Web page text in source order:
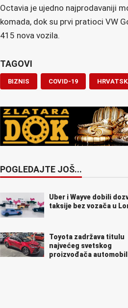
Octavia je ujedno najprodavaniji
komada, dok su prvi pratioci VW
415 nova vozila.
TAGOVI
BIZNIS COVID-19
POGLEDAJTE JOŠ...
Uber i Wayve dobili
taksije bez vozača u
Toyota zadržava titulu
najvećeg svetskog
proizvođača